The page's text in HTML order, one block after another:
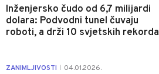
Inženjersko čudo od 6,7 milijardi
dolara: Podvodni tunel čuvaju
roboti, a drži 10 svjetskih rekorda
ZANIMLJIVOSTI 04.01.2026.